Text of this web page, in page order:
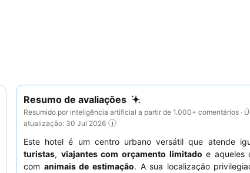
Resumo de avaliações
Resumido por inteligência artificial a partir de 1.000+ comentários ·
atualização: 30 Jul 2026
Este hotel é um centro urbano versátil que atende
turistas, viajantes com orçamento limitado e aqueles
com animais de estimação. A sua localização